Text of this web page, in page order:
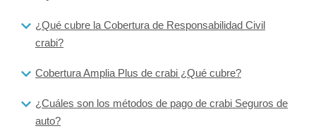
¿Qué cubre la Cobertura de Responsabilidad Civil
crabi?
Cobertura Amplia Plus de crabi ¿Qué cubre?
¿Cuáles son los métodos de pago de crabi Seguros de
auto?